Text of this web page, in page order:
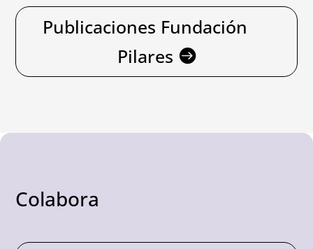
Publicaciones Fundación
Pilares
Colabora